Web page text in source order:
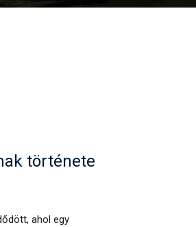
története
ahol egy